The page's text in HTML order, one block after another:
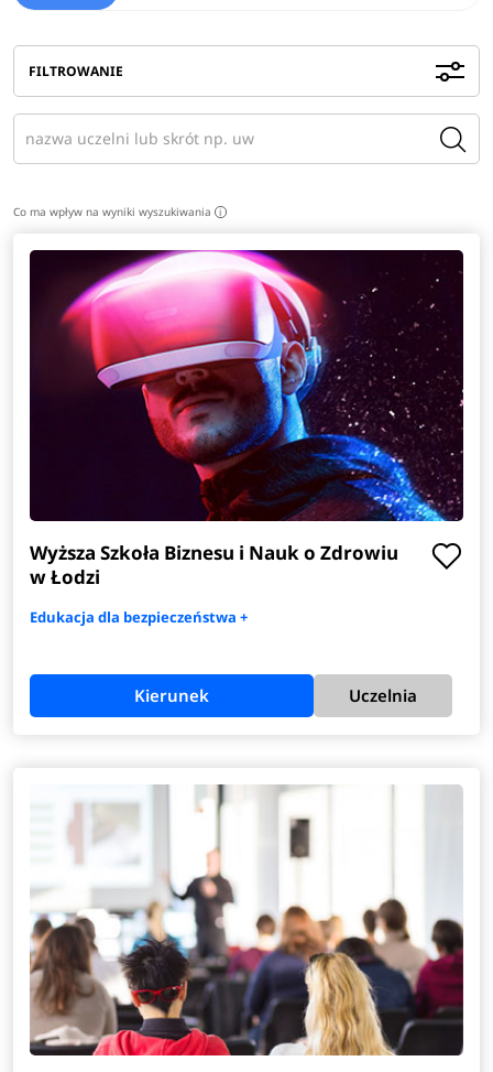
FILTROWANIE
Co ma wpływ na wyniki wyszukiwania i
Wyższa Szkoła Biznesu i Nauk o Zdrowiu
w Łodzi
Edukacja dla bezpieczeństwa +
Kierunek Uczelnia